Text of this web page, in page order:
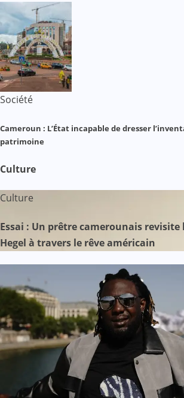
Société
Cameroun : L’État incapable de dresser
patrimoine
Culture
Culture
Essai : Un prêtre camerounais revisite
Hegel à travers le rêve américain